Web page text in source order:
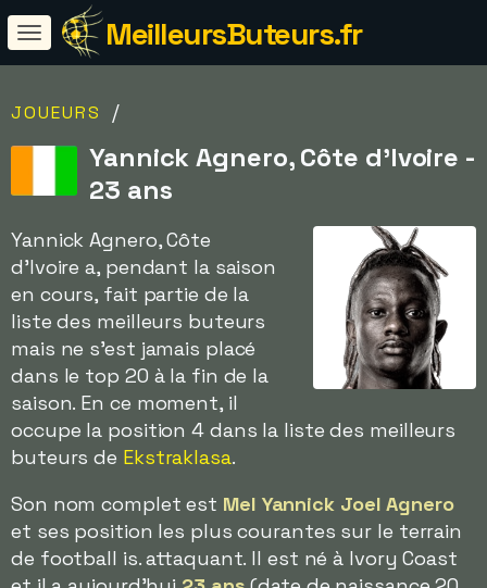
MeilleursButeurs.fr
JOUEURS /
Yannick Agnero, Côte d'Ivoire -
23 ans
Yannick Agnero, Côte
d'Ivoire a, pendant la saison
en cours, fait partie de la
liste des meilleurs buteurs
mais ne s'est jamais placé
dans le top 20 à la fin de la
saison. En ce moment, il
occupe la position 4 dans la liste des meilleurs
buteurs de Ekstraklasa.
Son nom complet est Mel Yannick Joel Agnero
et ses position les plus courantes sur le terrain
de football is. attaquant. Il est né à Ivory Coast